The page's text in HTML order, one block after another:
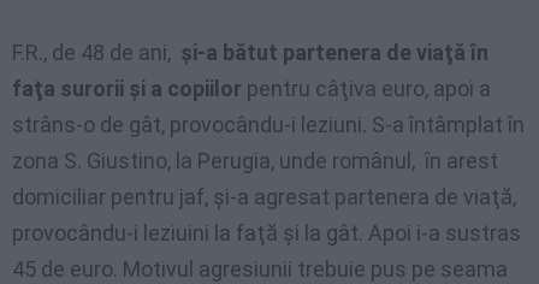
F.R., de 48 de ani, şi-a bătut partenera de viaţă în
faţa surorii şi a copiilor pentru câţiva euro, apoi a
strâns-o de gât, provocându-i leziuni. S-a întâmplat în
zona S. Giustino, la Perugia, unde românul, în arest
domiciliar pentru jaf, şi-a agresat partenera de viaţă,
provocându-i leziuini la faţă şi la gât. Apoi i-a sustras
45 de euro. Motivul agresiunii trebuie pus pe seama